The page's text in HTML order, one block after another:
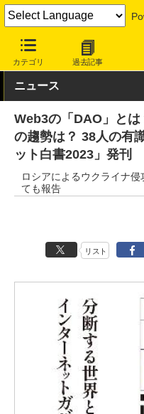
カテゴリ 過去記事
INTERNET Watch トピック
ニュース
Web3の「DAO」とは
の趨勢は？ 38人の有
ット白書2023」発刊
ロシアによるウクライナ
ても報告
リスト